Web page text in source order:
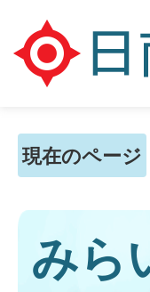
現在のページ
みら